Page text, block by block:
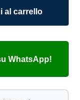
al carrello
WhatsApp!